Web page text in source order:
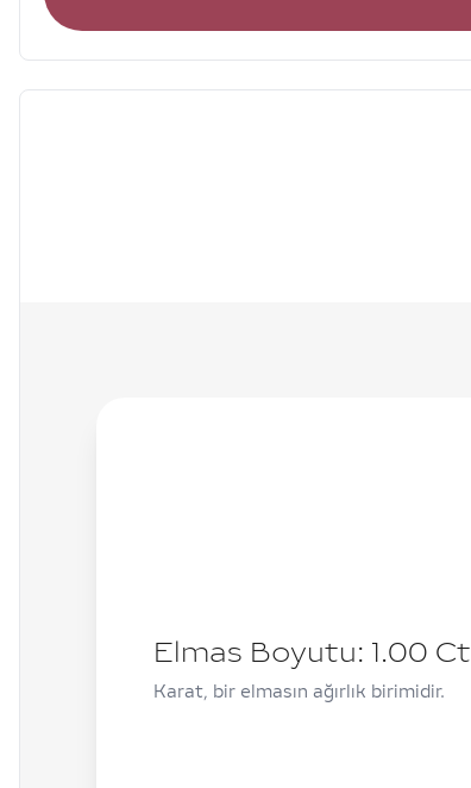
Elmas Boyutu: 1.00 Ct
Karat, bir elmasın ağırlık birimidir.